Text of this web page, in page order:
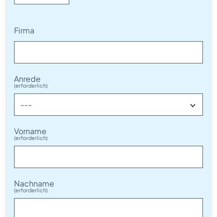
Firma
Anrede
(erforderlich)
---
Vorname
(erforderlich)
Nachname
(erforderlich)